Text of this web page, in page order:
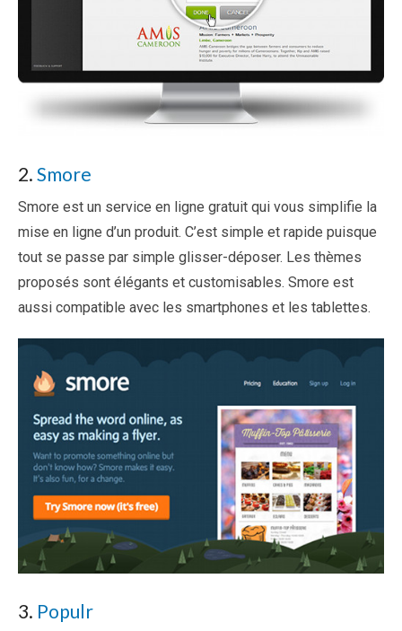
2. Smore
Smore est un service en ligne gratuit qui vous simplifie la
mise en ligne d’un produit. C’est simple et rapide puisque
tout se passe par simple glisser-déposer. Les thèmes
proposés sont élégants et customisables. Smore est
aussi compatible avec les smartphones et les tablettes.
3. Populr